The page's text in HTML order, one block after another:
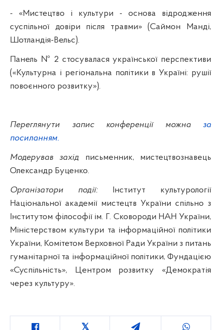
- «Мистецтво і культури - основа відродження
суспільної довіри після травми» (Саймон Манді,
Шотландія-Вельс).
Панель № 2 стосувалася української перспективи
(«Культурна і регіональна політики в Україні: рушії
повоєнного розвитку»).
Переглянути запис конференції можна за
посиланням.
Модерував захід письменник, мистецтвознавець
Олександр Буценко.
Організатори події: Інститут культурології
Національної академії мистецтв України спільно з
Інститутом філософії ім. Г. Сковороди НАН України,
Міністерством культури та інформаційної політики
України, Комітетом Верховної Ради України з питань
гуманітарної та інформаційної політики, Фундацією
«Суспільність», Центром розвитку «Демократія
через культуру».